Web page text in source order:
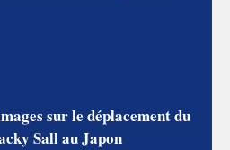
sur le déplacement du
Sall au Japon